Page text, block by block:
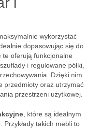
wykorzystać
dopasowując się do
te oferują funkcjonalne
i regulowane półki,
Dzięki nim
przedmioty oraz utrzymać
przestrzeni użytkowej.
, które są idealnym
Przykłady takich mebli to